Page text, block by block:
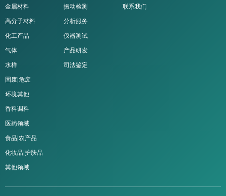
金属材料
高分子材料
化工产品
气体
水样
固废|危废
环境其他
香料调料
医药领域
食品|农产品
化妆品|护肤品
其他领域
振动检测
分析服务
仪器测试
产品研发
司法鉴定
联系我们